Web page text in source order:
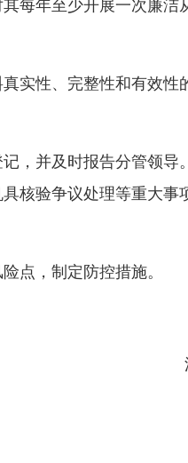
每年至少开展一次廉洁
实性、完整性和有效性
，并及时报告分管领导
核验争议处理等重大事
点，制定防控措施。